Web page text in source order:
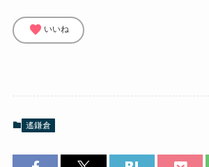
favorite いいね
遙鎌倉